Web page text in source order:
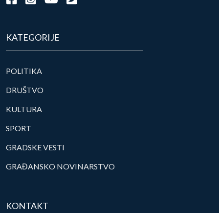
KATEGORIJE
POLITIKA
DRUŠTVO
KULTURA
SPORT
GRADSKE VESTI
GRAĐANSKO NOVINARSTVO
KONTAKT